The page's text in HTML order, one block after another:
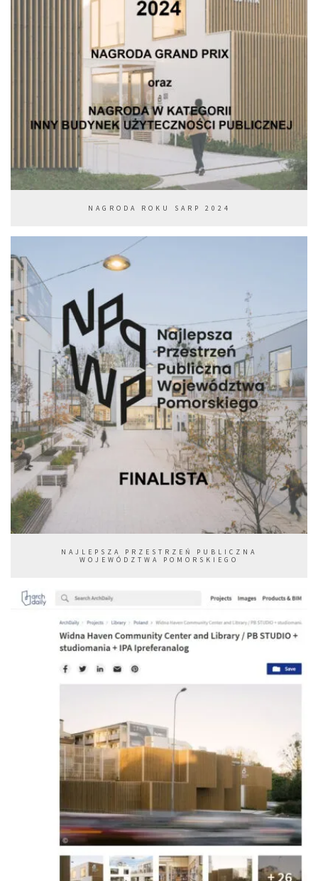
NAGRODA ROKU SARP 2024
NAJLEPSZA PRZESTRZEŃ PUBLICZNA
WOJEWÓDZTWA POMORSKIEGO